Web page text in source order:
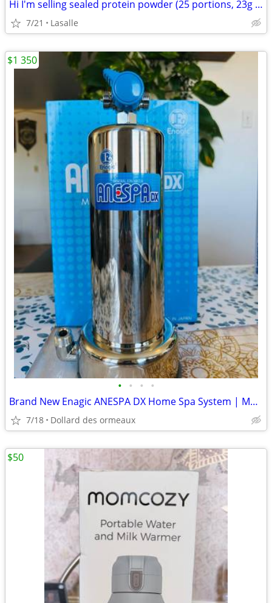
Hi I'm selling sealed protein powder (25 portions, 23g each)
7/21 Lasalle
• • • •
Brand New Enagic ANESPA DX Home Spa System | Made in Japan | Complete
7/18 Dollard des ormeaux
$1 350
$50